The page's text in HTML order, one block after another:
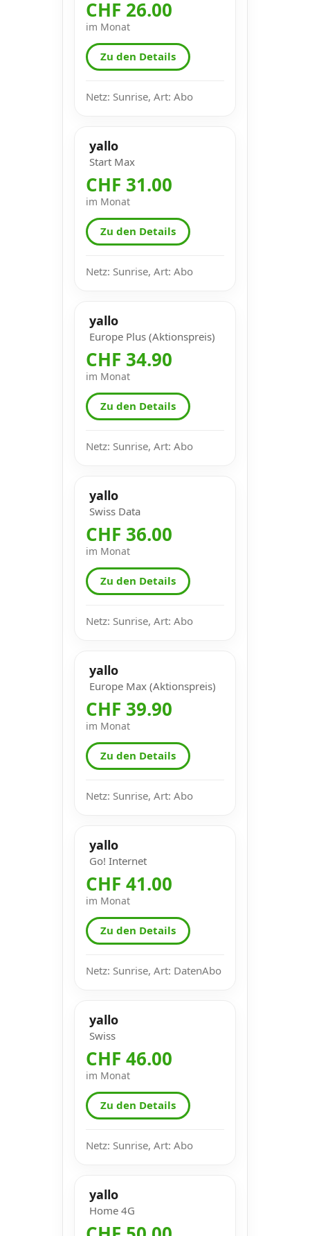
CHF 26.00
im Monat
Zu den Details
Netz: Sunrise, Art: Abo
yallo
Start Max
CHF 31.00
im Monat
Zu den Details
Netz: Sunrise, Art: Abo
yallo
Europe Plus (Aktionspreis)
CHF 34.90
im Monat
Zu den Details
Netz: Sunrise, Art: Abo
yallo
Swiss Data
CHF 36.00
im Monat
Zu den Details
Netz: Sunrise, Art: Abo
yallo
Europe Max (Aktionspreis)
CHF 39.90
im Monat
Zu den Details
Netz: Sunrise, Art: Abo
yallo
Go! Internet
CHF 41.00
im Monat
Zu den Details
Netz: Sunrise, Art: DatenAbo
yallo
Swiss
CHF 46.00
im Monat
Zu den Details
Netz: Sunrise, Art: Abo
yallo
Home 4G